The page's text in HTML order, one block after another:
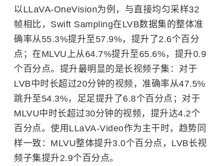
以LLaVA-OneVision为例，与直接均匀采样32
帧相比，Swift Sampling在LVB数据集的整体准
确率从55.3%提升至57.9%，提升了2.6个百分
点；在MLVU上从64.7%提升至65.6%，提升0.9
个百分点。提升最明显的是长视频子集：对于
LVB中时长超过20分钟的视频，准确率从47.5%
跳升至54.3%，足足提升了6.8个百分点；对于
MLVU中时长超过30分钟的视频，提升达4.2个
百分点。使用LLaVA-Video作为主干时，趋势同
样一致：MLVU整体提升3.0个百分点，LVB长视
频子集提升2.9个百分点。